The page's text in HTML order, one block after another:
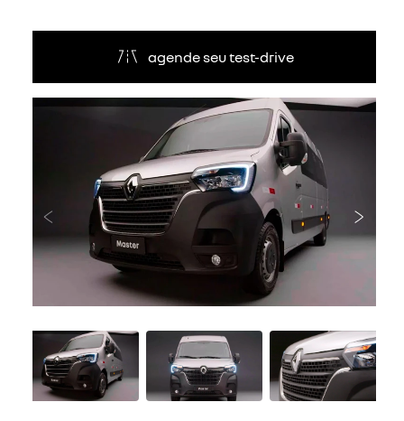
agende seu test-drive
Anterior